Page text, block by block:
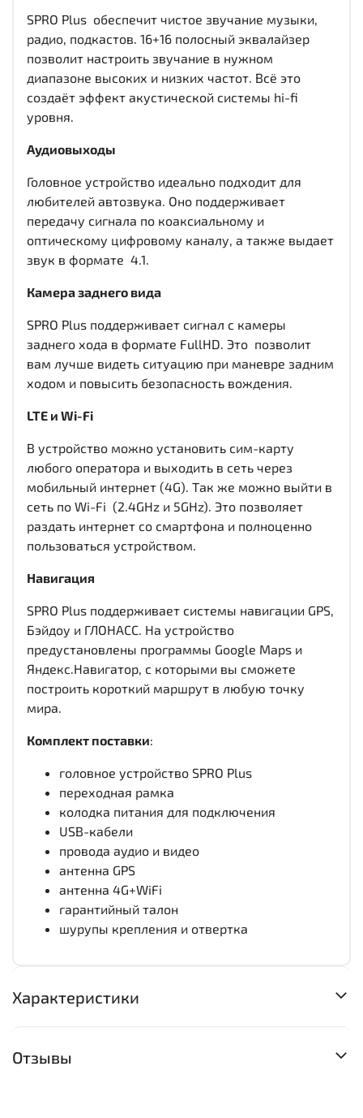
SPRO Plus обеспечит чистое звучание музыки,
радио, подкастов. 16+16 полосный эквалайзер
позволит настроить звучание в нужном
диапазоне высоких и низких частот. Всё это
создаёт эффект акустической системы hi-fi
уровня.
Аудиовыходы
Головное устройство идеально подходит для
любителей автозвука. Оно поддерживает
передачу сигнала по коаксиальному и
оптическому цифровому каналу, а также выдает
звук в формате 4.1.
Камера заднего вида
SPRO Plus поддерживает сигнал с камеры
заднего хода в формате FullHD. Это позволит
вам лучше видеть ситуацию при маневре задним
ходом и повысить безопасность вождения.
LTE и Wi-Fi
В устройство можно установить сим-карту
любого оператора и выходить в сеть через
мобильный интернет (4G). Так же можно выйти в
сеть по Wi-Fi (2.4GHz и 5GHz). Это позволяет
раздать интернет со смартфона и полноценно
пользоваться устройством.
Навигация
SPRO Plus поддерживает системы навигации GPS,
Бэйдоу и ГЛОНАСС. На устройство
предустановлены программы Google Maps и
Яндекс.Навигатор, с которыми вы сможете
построить короткий маршрут в любую точку
мира.
Комплект поставки:
головное устройство SPRO Plus
переходная рамка
колодка питания для подключения
USB-кабели
провода аудио и видео
антенна GPS
антенна 4G+WiFi
гарантийный талон
шурупы крепления и отвертка
Характеристики
Отзывы